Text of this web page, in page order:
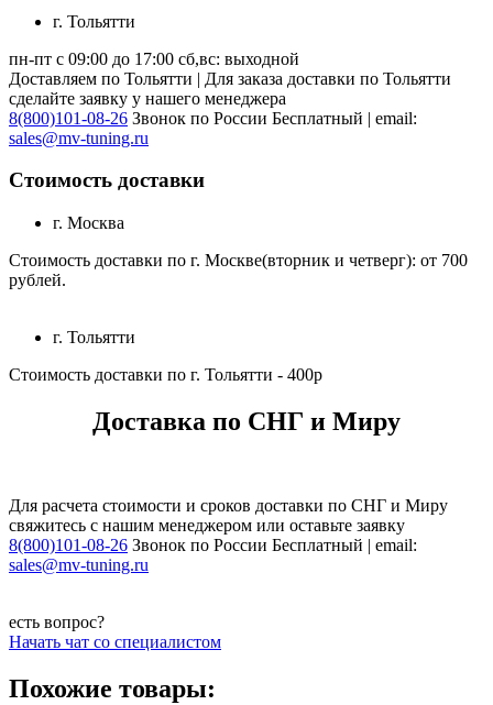
г. Тольятти
пн-пт с 09:00 до 17:00 сб,вс: выходной
Доставляем по Тольятти | Для заказа доставки по Тольятти
сделайте заявку у нашего менеджера
8(800)101-08-26 Звонок по России Бесплатный | email:
sales@mv-tuning.ru
Стоимость доставки
г. Москва
Стоимость доставки по г. Москве(вторник и четверг): от 700
рублей.
г. Тольятти
Стоимость доставки по г. Тольятти - 400р
Доставка по СНГ и Миру
Для расчета стоимости и сроков доставки по СНГ и Миру
свяжитесь с нашим менеджером или оставьте заявку
8(800)101-08-26 Звонок по России Бесплатный | email:
sales@mv-tuning.ru
есть вопрос?
Начать чат со специалистом
Похожие товары: